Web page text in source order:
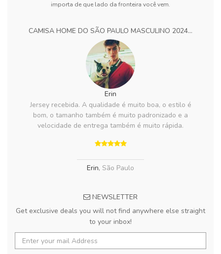
importa de que lado da fronteira você vem.
CAMISA HOME DO SÃO PAULO MASCULINO 2024...
Erin
Jersey recebida. A qualidade é muito boa, o estilo é
bom, o tamanho também é muito padronizado e a
velocidade de entrega também é muito rápida.
Erin, São Paulo
NEWSLETTER
Get exclusive deals you will not find anywhere else straight
to your inbox!